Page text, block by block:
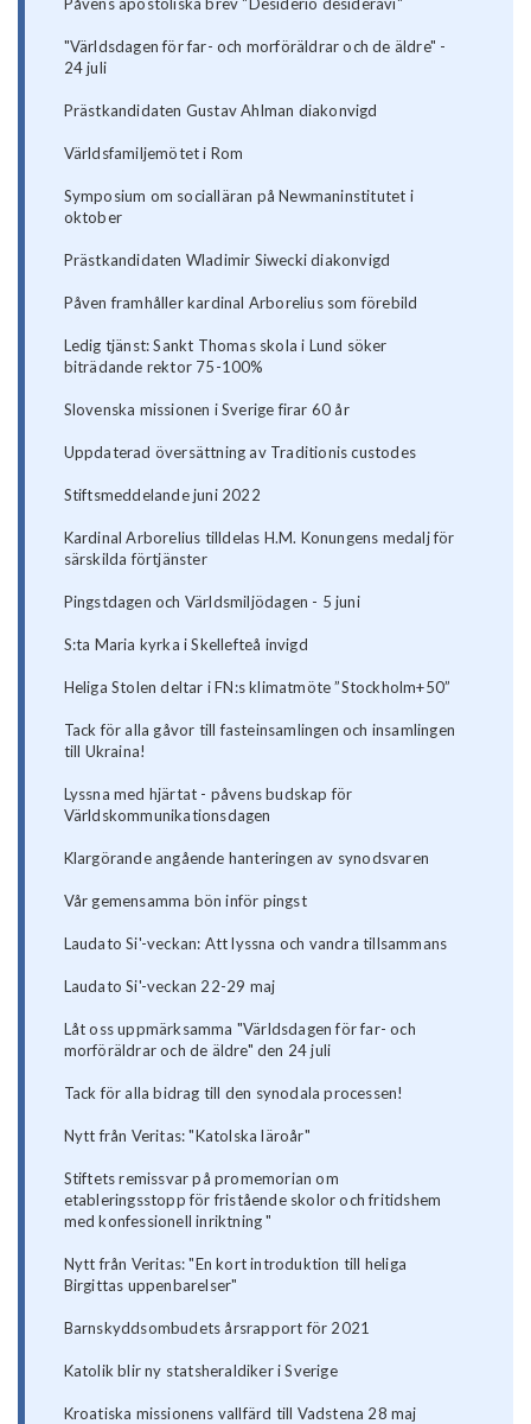
"Världsdagen för far- och morföräldrar och de äldre" -
24 juli
Prästkandidaten Gustav Ahlman diakonvigd
Världsfamiljemötet i Rom
Symposium om socialläran på Newmaninstitutet i
oktober
Prästkandidaten Wladimir Siwecki diakonvigd
Påven framhåller kardinal Arborelius som förebild
Ledig tjänst: Sankt Thomas skola i Lund söker
biträdande rektor 75-100%
Slovenska missionen i Sverige firar 60 år
Uppdaterad översättning av Traditionis custodes
Stiftsmeddelande juni 2022
Kardinal Arborelius tilldelas H.M. Konungens medalj för
särskilda förtjänster
Pingstdagen och Världsmiljödagen - 5 juni
S:ta Maria kyrka i Skellefteå invigd
Heliga Stolen deltar i FN:s klimatmöte ”Stockholm+50”
Tack för alla gåvor till fasteinsamlingen och insamlingen
till Ukraina!
Lyssna med hjärtat - påvens budskap för
Världskommunikationsdagen
Klargörande angående hanteringen av synodsvaren
Vår gemensamma bön inför pingst
Laudato Si'-veckan: Att lyssna och vandra tillsammans
Laudato Si'-veckan 22-29 maj
Låt oss uppmärksamma "Världsdagen för far- och
morföräldrar och de äldre" den 24 juli
Tack för alla bidrag till den synodala processen!
Nytt från Veritas: "Katolska läroår"
Stiftets remissvar på promemorian om
etableringsstopp för fristående skolor och fritidshem
med konfessionell inriktning "
Nytt från Veritas: "En kort introduktion till heliga
Birgittas uppenbarelser"
Barnskyddsombudets årsrapport för 2021
Katolik blir ny statsheraldiker i Sverige
Kroatiska missionens vallfärd till Vadstena 28 maj